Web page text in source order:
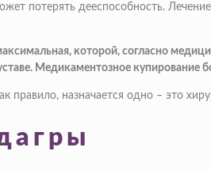
потерять дееспособность.
которой, согласно
Медикаментозное
правило, назначается одно – это